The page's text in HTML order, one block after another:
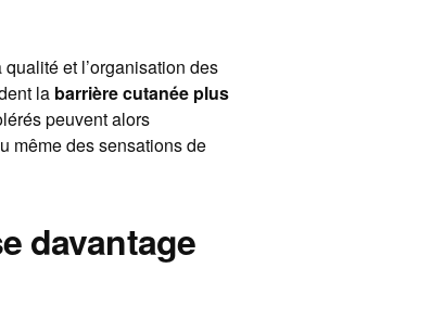
et l’organisation des
la barrière cutanée plus
peuvent alors
même des sensations de
davantage